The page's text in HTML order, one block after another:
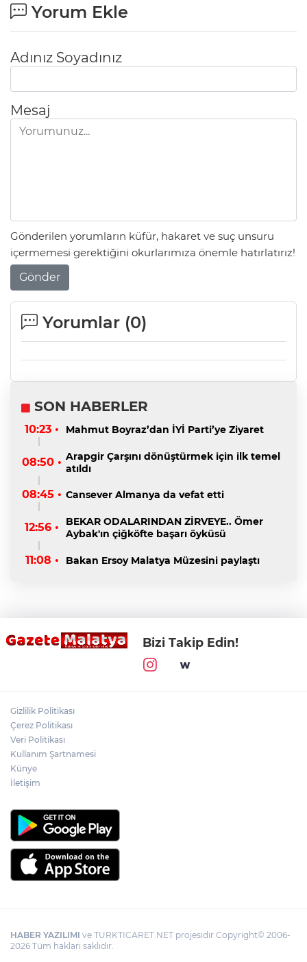
Yorum Ekle
Adınız Soyadınız
Mesaj
Gönderilen yorumların küfür, hakaret ve suç unsuru
içermemesi gerektiğini okurlarımıza önemle hatırlatırız!
Gönder
Yorumlar (0)
SON HABERLER
10:23 • Mahmut Boyraz’dan İYİ Parti’ye Ziyaret
08:50 • Arapgir Çarşını dönüştürmek için ilk temel
atıldı
08:45 • Cansever Almanya da vefat etti
12:56 •
BEKAR ODALARINDAN ZİRVEYE.. Ömer
Aybak'ın çiğköfte başarı öyküsü
11:08 • Bakan Ersoy Malatya Müzesini paylaştı
Bizi Takip Edin!
Gizlilik Politikası
Çerez Politikası
Veri Politikası
Kullanım Şartnamesi
Künye
İletişim
HABER YAZILIMI ve TURKTICARET.NET projesidir Copyright© 2006-
2026 Tüm hakları saklıdır.